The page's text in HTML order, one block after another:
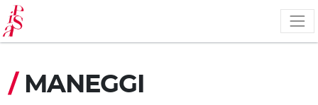
Salta
al
contenuto
principale
/ MANEGGI